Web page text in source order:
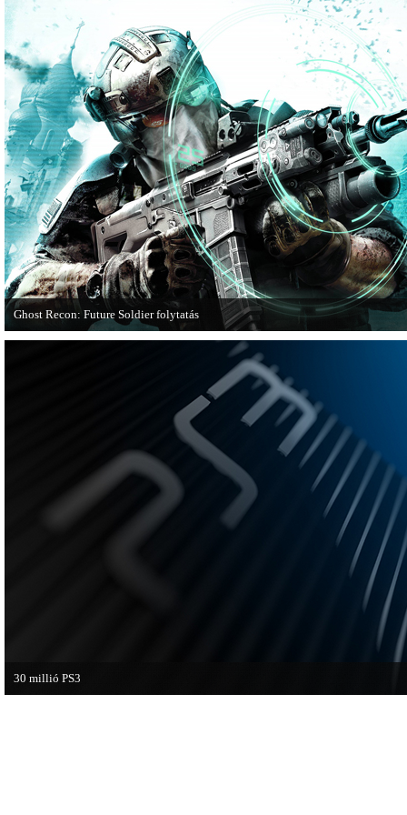
Ghost Recon: Future Soldier folytatás
Több jel is utal arra, hogy készülőben van a Ghost Recon: Future Soldier
30 millió PS3